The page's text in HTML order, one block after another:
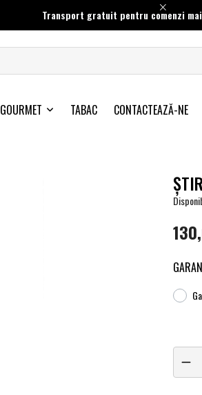
Transport gratuit pentru comenzi
GOURMET TABAC CONTACTEAZĂ-NE